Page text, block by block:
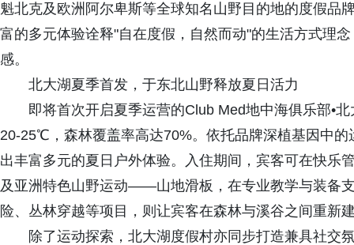
魁北克及欧洲阿尔卑斯等全球知名山野目的地的度假品
富的多元体验诠释"自在度假，自然而动"的生活方式理
感。
北大湖夏季首发，于东北山野释放夏日活力
即将首次开启夏季运营的Club Med地中海俱乐部•
20-25℃，森林覆盖率高达70%。依托品牌深植基因中
出丰富多元的夏日户外体验。入住期间，宾客可在快乐
及亚洲特色山野运动——山地滑板，在专业教学与装备
险、丛林穿越等项目，则让宾客在森林与溪谷之间重新
除了运动探索，北大湖度假村亦同步打造兼具社交